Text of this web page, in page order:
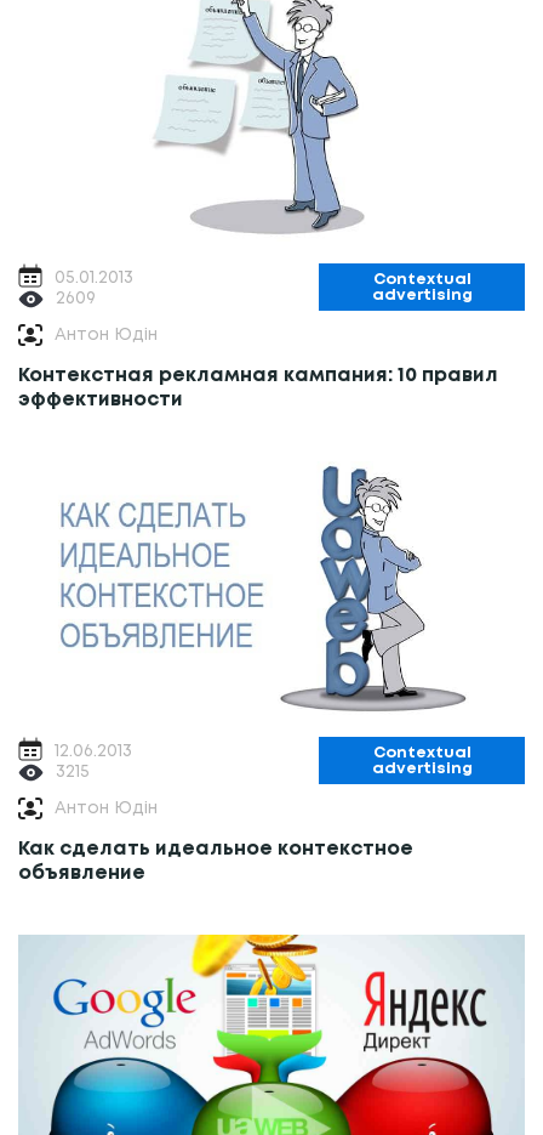
05.01.2013
2609
Contextual
advertising
Антон Юдін
Контекстная рекламная кампания: 10 правил
эффективности
12.06.2013
3215
Contextual
advertising
Антон Юдін
Как сделать идеальное контекстное
объявление